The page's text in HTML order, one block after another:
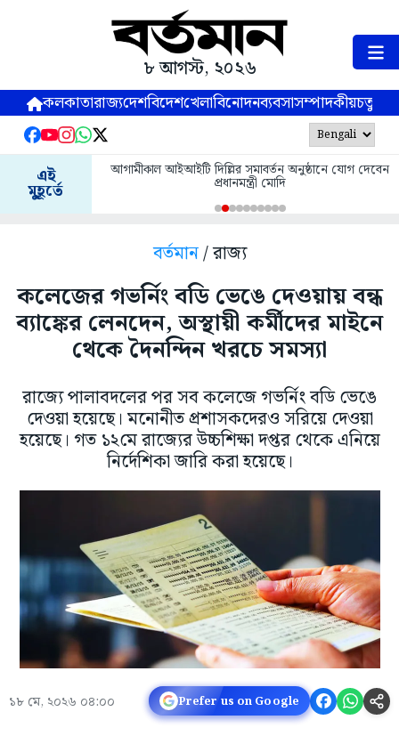
৮ আগস্ট, ২০২৬
কলকাতারাজ্যদেশবিদেশখেলাবিনোদনব্যবসাসম্পাদকীয়
এই
মুহূর্তে
আগামীকাল আইআইটি দিল্লির সমাবর্তন অনুষ্ঠানে যোগ দেবেন
প্রধানমন্ত্রী মোদি
বর্তমান/ রাজ্য
কলেজের গভর্নিং বডি ভেঙে দেওয়ায় বন্ধ
ব্যাঙ্কের লেনদেন, অস্থায়ী কর্মীদের মাইনে
থেকে দৈনন্দিন খরচে সমস্যা
রাজ্যে পালাবদলের পর সব কলেজে গভর্নিং বডি ভেঙে
দেওয়া হয়েছে। মনোনীত প্রশাসকদেরও সরিয়ে দেওয়া
হয়েছে। গত ১২মে রাজ্যের উচ্চশিক্ষা দপ্তর থেকে এনিয়ে
নির্দেশিকা জারি করা হয়েছে।
১৮ মে, ২০২৬ ০৪:০০ Prefer us on Google